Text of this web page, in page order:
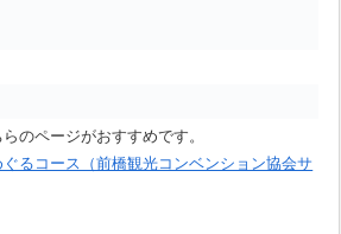
のページがおすすめです。
るコース（前橋観光コンベンション協会サ